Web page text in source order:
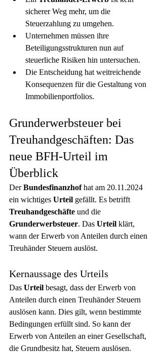
sicherer Weg mehr, um die
Steuerzahlung zu umgehen.
Unternehmen müssen ihre
Beteiligungsstrukturen nun auf
steuerliche Risiken hin untersuchen.
Die Entscheidung hat weitreichende
Konsequenzen für die Gestaltung von
Immobilienportfolios.
Grunderwerbsteuer bei
Treuhandgeschäften: Das
neue BFH-Urteil im
Überblick
Der Bundesfinanzhof hat am 20.11.2024
ein wichtiges Urteil gefällt. Es betrifft
Treuhandgeschäfte und die
Grunderwerbsteuer. Das Urteil klärt,
wann der Erwerb von Anteilen durch einen
Treuhänder Steuern auslöst.
Kernaussage des Urteils
Das Urteil besagt, dass der Erwerb von
Anteilen durch einen Treuhänder Steuern
auslösen kann. Dies gilt, wenn bestimmte
Bedingungen erfüllt sind. So kann der
Erwerb von Anteilen an einer Gesellschaft,
die Grundbesitz hat, Steuern auslösen.